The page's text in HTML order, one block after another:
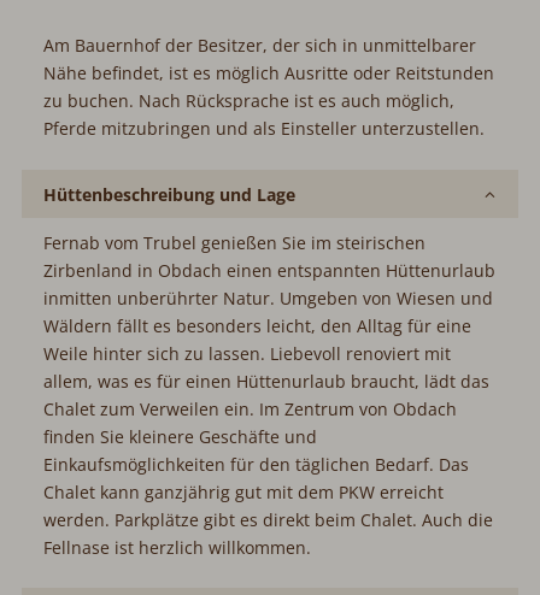
Am Bauernhof der Besitzer, der sich in unmittelbarer
Nähe befindet, ist es möglich Ausritte oder Reitstunden
zu buchen. Nach Rücksprache ist es auch möglich,
Pferde mitzubringen und als Einsteller unterzustellen.
Hüttenbeschreibung und Lage
Fernab vom Trubel genießen Sie im steirischen
Zirbenland in Obdach einen entspannten Hüttenurlaub
inmitten unberührter Natur. Umgeben von Wiesen und
Wäldern fällt es besonders leicht, den Alltag für eine
Weile hinter sich zu lassen. Liebevoll renoviert mit
allem, was es für einen Hüttenurlaub braucht, lädt das
Chalet zum Verweilen ein. Im Zentrum von Obdach
finden Sie kleinere Geschäfte und
Einkaufsmöglichkeiten für den täglichen Bedarf. Das
Chalet kann ganzjährig gut mit dem PKW erreicht
werden. Parkplätze gibt es direkt beim Chalet. Auch die
Fellnase ist herzlich willkommen.